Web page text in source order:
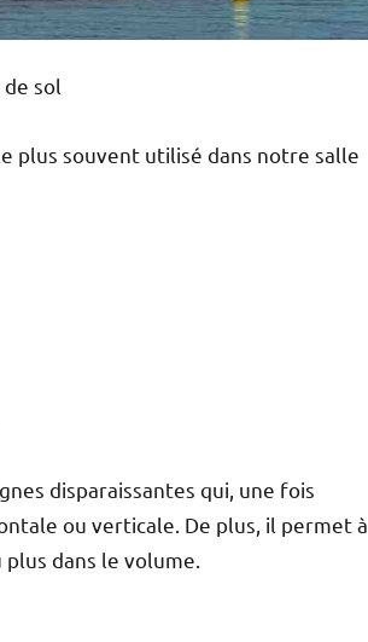
sol
plus souvent utilisé dans notre salle
disparaissantes qui, une fois
ou verticale. De plus, il permet à
dans le volume.